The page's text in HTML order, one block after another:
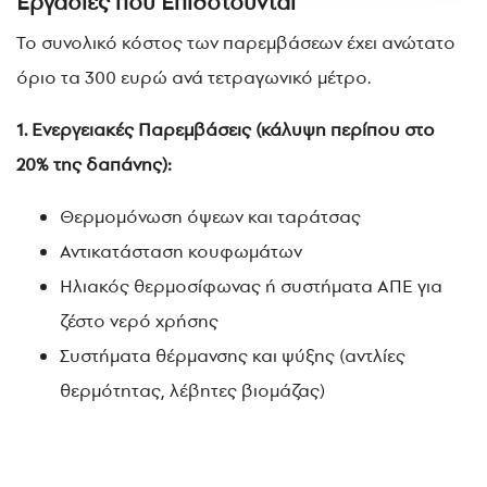
Το συνολικό κόστος των παρεμβάσεων έχει ανώτατο
όριο τα 300 ευρώ ανά τετραγωνικό μέτρο.
1. Ενεργειακές Παρεμβάσεις (κάλυψη περίπου στο
20% της δαπάνης):
Θερμομόνωση όψεων και ταράτσας
Αντικατάσταση κουφωμάτων
Ηλιακός θερμοσίφωνας ή συστήματα ΑΠΕ για
ζέστο νερό χρήσης
Συστήματα θέρμανσης και ψύξης (αντλίες
θερμότητας, λέβητες βιομάζας)